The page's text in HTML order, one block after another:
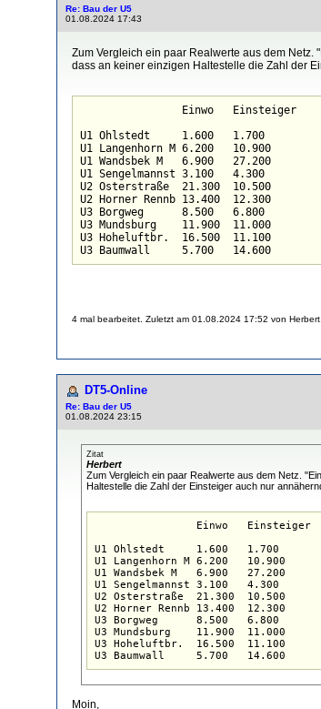
Re: Bau der U5
01.08.2024 17:43
Zum Vergleich ein paar Realwerte aus dem
dass an keiner einzigen Haltestelle die Zahl der
U1 Ohlstedt	1.600	1.700		106 %
U1 Langenhorn M	6.200	10.900		175 %
U1 Wandsbek M	6.900	27.200		394 %
U1 Sengelmannst	3.100	4.300		139 %
U2 Osterstraße	21.300	10.500		49 %
U2 Horner Rennb	13.400	12.300		92 %
U3 Borgweg	8.500	6.800		80 %
U3 Mundsburg	11.900	11.000		92 %
U3 Hoheluftbr.	16.500	11.100		67 %
4 mal bearbeitet. Zuletzt am 01.08.2024 17:52 von Herbert.
DT5-Online
Re: Bau der U5
01.08.2024 23:15
Zitat
Herbert
Zum Vergleich ein paar Realwerte aus dem Netz.
Haltestelle die Zahl der Einsteiger auch nur
U1 Ohlstedt	1.600	1.700		106 %
U1 Langenhorn M	6.200	10.900		175 %
U1 Wandsbek M	6.900	27.200		394 %
U1 Sengelmannst	3.100	4.300		139 %
U2 Osterstraße	21.300	10.500		49 %
U2 Horner Rennb	13.400	12.300		92 %
U3 Borgweg	8.500	6.800		80 %
U3 Mundsburg	11.900	11.000		92 %
U3 Hoheluftbr.	16.500	11.100		67 %
Moin,